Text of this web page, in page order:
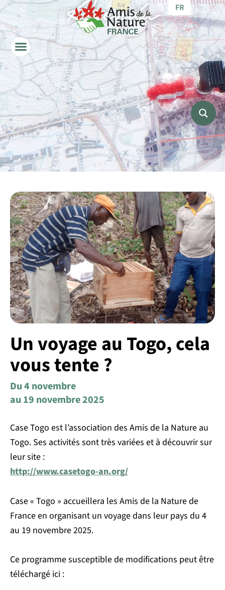
FR
Agenda
Un voyage au Togo, cela
vous tente ?
Du 4 novembre
au 19 novembre 2025
Case Togo est l’association des Amis de la Nature au
Togo. Ses activités sont très variées et à découvrir sur
leur site :
http://www.casetogo-an.org/
Case « Togo » accueillera les Amis de la Nature de
France en organisant un voyage dans leur pays du 4
au 19 novembre 2025.
Ce programme susceptible de modifications peut être
téléchargé ici :